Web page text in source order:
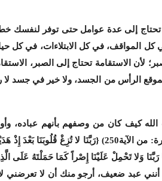
تحتاج إلى عدة عوامل حتى توفر لنفسك خط
كل المواقف، في كل الابتلاءات، في كل
لأن الاستقامة تحتاج إلى الصبر،
الرأس من الجسد، ولا خير في جسد
كيف كان من وصفهم بأنهم عباده،
من الآية250) {رَبَّنَا لا تُزِغْ قُلُوبَنَا بَعْدَ إِذْ
رَبَّنَا وَلا تَحْمِلْ عَلَيْنَا إِصْراً كَمَا حَمَلْتَهُ عَلَى
عبد ضعيف، أرجو منك أن لا تعرضني